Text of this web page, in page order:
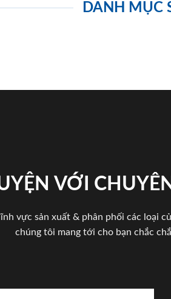
DANH MỤC
VỚI
vực sản xuất & phân phối các loại
chúng tôi mang tới cho bạn chắc